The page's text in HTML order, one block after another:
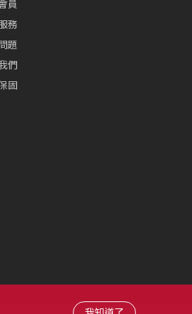
員
務
題
們
固